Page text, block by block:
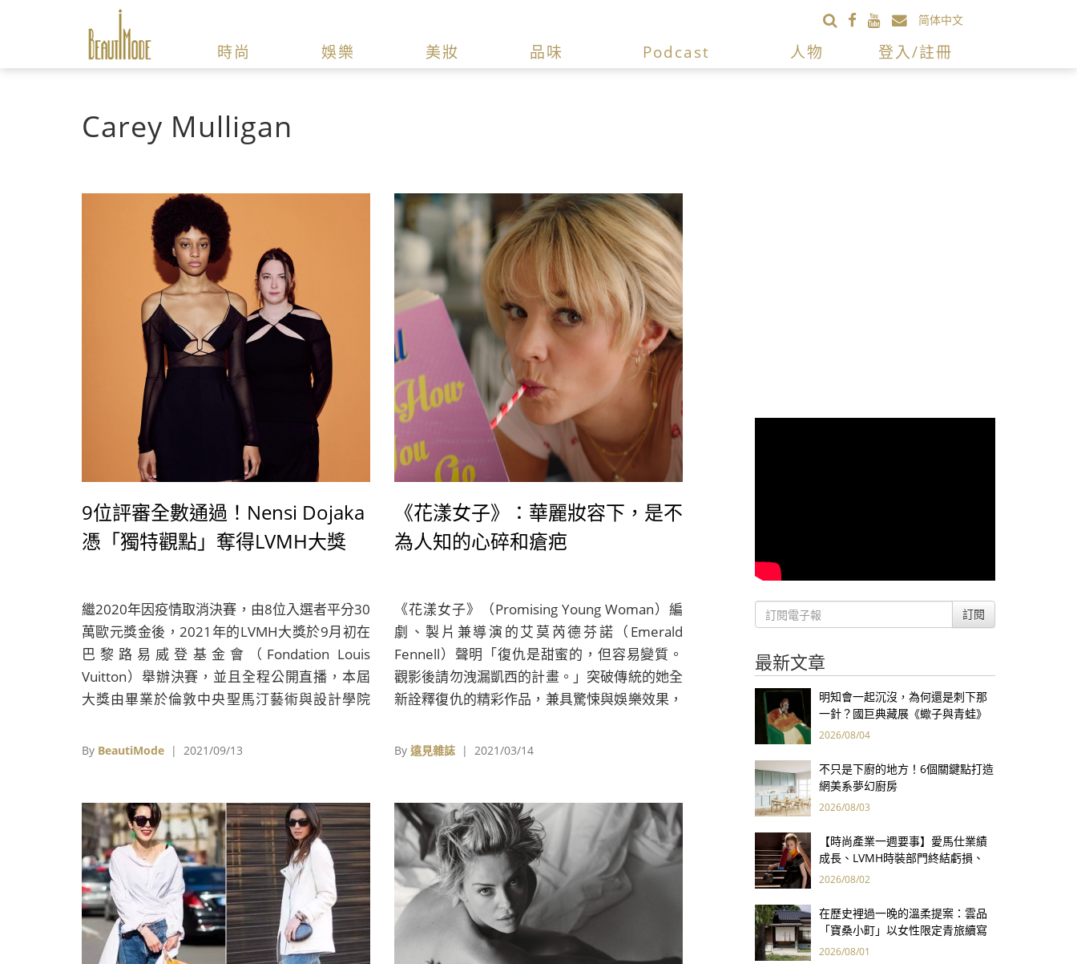
简体中文
時尚 娛樂 美妝 品味 Podcast 人物 登入/註冊
Carey Mulligan
9位評審全數通過！Nensi Dojaka
憑「獨特觀點」奪得LVMH大獎
繼2020年因疫情取消決賽，由8位入選者平分30
萬歐元獎金後，2021年的LVMH大獎於9月初在
巴黎路易威登基金會（Fondation Louis
Vuitton）舉辦決賽，並且全程公開直播，本屆
大獎由畢業於倫敦中央聖馬汀藝術與設計學院
師Nensi Dojaka獲得，作為九位評審之一的
「就我所知，這在過去從未發生過。」他說。
By BeautiMode | 2021/09/13
《花漾女子》：華麗妝容下，是不
為人知的心碎和瘡疤
《花漾女子》（Promising Young Woman）編
劇、製片兼導演的艾莫芮德芬諾（Emerald
Fennell）聲明「復仇是甜蜜的，但容易變質。
觀影後請勿洩漏凱西的計畫。」突破傳統的她全
新詮釋復仇的精彩作品，兼具驚悚與娛樂效果，
By 遠見雜誌 | 2021/03/14
訂閱
最新文章
明知會一起沉沒，為何還是刺下那
一針？國巨典藏展《蠍子與青蛙》
用66件名作拷問人性
2026/08/04
不只是下廚的地方！6個關鍵點打造
網美系夢幻廚房
2026/08/03
【時尚產業一週要事】愛馬仕業績
成長、LVMH時裝部門終結虧損、
Kering轉型策略初現成效、Prada
2026/08/02
在歷史裡過一晚的溫柔提案：雲品
「寶桑小町」以女性限定青旅續寫
台東老屋記憶
2026/08/01